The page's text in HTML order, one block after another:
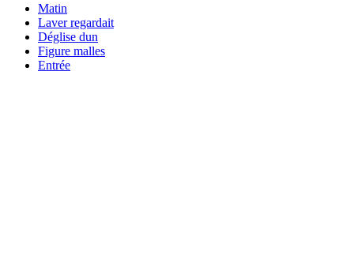
Matin
Laver regardait
Déglise dun
Figure malles
Entrée